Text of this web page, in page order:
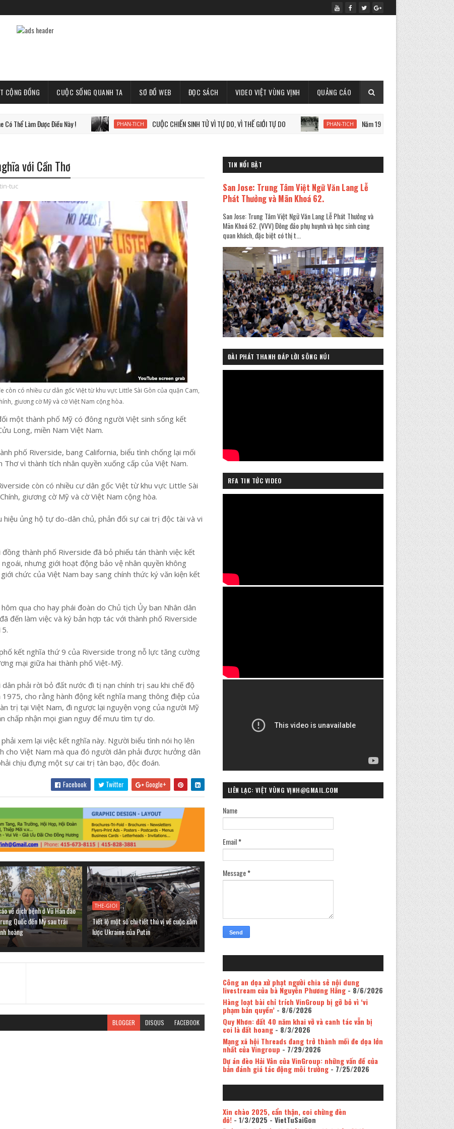
CỘNG ĐỒNG CUỘC SỐNG QUANH TA SƠ ĐỒ WEB ĐỌC SÁCH VIDEO VIỆT VÙNG VỊNH QUẢNG CÁO
Được Điều Này ! PHAN-TICH CUỘC CHIẾN SINH TỬ VÌ TỰ DO, VÌ THẾ GIỚI TỰ DO PHAN-TICH Năm 1933: Staline tàn sát 7 triệu người
với Cần Thơ
tin-tuc
có nhiều cư dân gốc Việt từ khu vực Little Sài Gòn của quận Cam,
giương cờ Mỹ và cờ Việt Nam cộng hòa.
một thành phố Mỹ có đông người Việt sinh sống kết
Long, miền Nam Việt Nam.
phố Riverside, bang California, biểu tình chống lại mối
vì thành tích nhân quyền xuống cấp của Việt Nam.
còn có nhiều cư dân gốc Việt từ khu vực Little Sài
giương cờ Mỹ và cờ Việt Nam cộng hòa.
hiệu ủng hộ tự do-dân chủ, phản đối sự cai trị độc tài và vi
thành phố Riverside đã bỏ phiếu tán thành việc kết
nhưng giới hoạt động bảo vệ nhân quyền không
chức của Việt Nam bay sang chính thức ký văn kiện kết
qua cho hay phái đoàn do Chủ tịch Ủy ban Nhân dân
đến làm việc và ký bản hợp tác với thành phố Riverside
kết nghĩa thứ 9 của Riverside trong nỗ lực tăng cường
mại giữa hai thành phố Việt-Mỹ.
phải rời bỏ đất nước đi tị nạn chính trị sau khi chế độ
cho rằng hành động kết nghĩa mang thông điệp của
trị tại Việt Nam, đi ngược lại nguyện vọng của người Mỹ
chấp nhận mọi gian nguy để mưu tìm tự do.
xem lại việc kết nghĩa này. Người biểu tình nói họ lên
cho Việt Nam mà qua đó người dân phải được hưởng dân
chịu đựng một sự cai trị tàn bạo, độc đoán.
Facebook Twitter Google+
về dịch bệnh ở Vũ Hán đào
Quốc đến Mỹ sau trải
hoàng
THE-GIOI
Tiết lộ một số chi tiết thú vị về cuộc xâm
lược Ukraine của Putin
BLOGGER DISQUS FACEBOOK
TIN NỔI BẬT
San Jose: Trung Tâm Việt Ngữ Văn Lang Lễ
Phát Thưởng và Mãn Khoá 62.
San Jose: Trung Tâm Việt Ngữ Văn Lang Lễ Phát Thưởng và
Mãn Khoá 62. (VVV) Đông đảo phụ huynh và học sinh cùng
quan khách, đặc biệt có thị t...
ĐÀI PHÁT THANH ĐÁP LỜI SÔNG NÚI
RFA TIN TỨC VIDEO
LIÊN LẠC: VIỆT VÙNG VỊNH@GMAIL.COM
Name
Email*
Message*
Công an dọa xử phạt người chia sẻ nội dung
livestream của bà Nguyễn Phương Hằng- 8/6/2026
Hàng loạt bài chỉ trích VinGroup bị gỡ bỏ vì ‘vi
phạm bản quyền’- 8/6/2026
Quy Nhơn: đất 40 năm khai vỡ và canh tác vẫn bị
coi là đất hoang- 8/3/2026
Mạng xã hội Threads đang trở thành mối đe dọa lớn
nhất của Vingroup - 7/29/2026
Dự án đèo Hải Vân của VinGroup: những vấn đề của
bản đánh giá tác động môi trường- 7/25/2026
Xin chào 2025, cẩn thận, coi chừng đèn
đỏ!- 1/3/2025 - VietTuSaiGon